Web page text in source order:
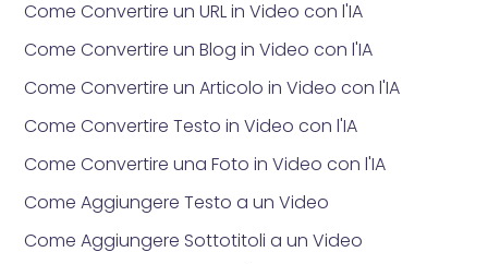
Come Convertire un URL in Video con l'IA
Come Convertire un Blog in Video con l'IA
Come Convertire un Articolo in Video con l'IA
Come Convertire Testo in Video con l'IA
Come Convertire una Foto in Video con l'IA
Come Aggiungere Testo a un Video
Come Aggiungere Sottotitoli a un Video